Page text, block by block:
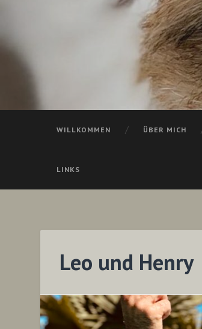
WILLKOMMEN ÜBER MICH
LINKS
Leo und Henry